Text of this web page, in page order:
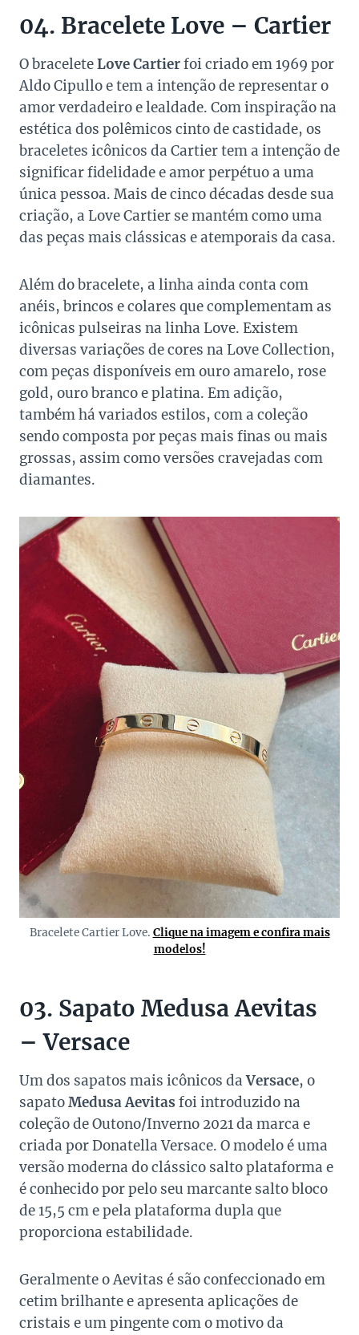
04. Bracelete Love – Cartier
O braceleteLove Cartierfoi criado em 1969 por
Aldo Cipullo e tem a intenção de representar o
amor verdadeiro e lealdade. Com inspiração na
estética dos polêmicos cinto de castidade, os
braceletes icônicos da Cartier tem a intenção de
significar fidelidade e amor perpétuo a uma
única pessoa. Mais de cinco décadas desde sua
criação, a Love Cartier se mantém como uma
das peças mais clássicas e atemporais da casa.
Além do bracelete, a linha ainda conta com
anéis, brincos e colares que complementam as
icônicas pulseiras na linha Love. Existem
diversas variações de cores na Love Collection,
com peças disponíveis em ouro amarelo, rose
gold, ouro branco e platina. Em adição,
também há variados estilos, com a coleção
sendo composta por peças mais finas ou mais
grossas, assim como versões cravejadas com
diamantes.
Bracelete Cartier Love. Clique na imagem e confira mais
modelos!
03. Sapato Medusa Aevitas
– Versace
Um dos sapatos mais icônicos daVersace, o
sapatoMedusa Aevitas foi introduzido na
coleção de Outono/Inverno 2021 da marca e
criada por Donatella Versace. O modelo é uma
versão moderna do clássico salto plataforma e
é conhecido por pelo seu marcante salto bloco
de 15,5 cm e pela plataforma dupla que
proporciona estabilidade.
Geralmente o Aevitas é são confeccionado em
cetim brilhante e apresenta aplicações de
cristais e um pingente com o motivo da